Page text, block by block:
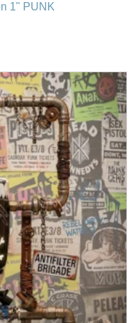
1" PUNK